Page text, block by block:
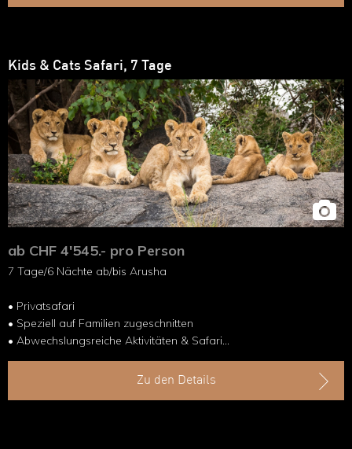
Kids & Cats Safari, 7 Tage
ab CHF 4'545.- pro Person
7 Tage/6 Nächte ab/bis Arusha
• Privatsafari
• Speziell auf Familien zugeschnitten
• Abwechslungsreiche Aktivitäten & Safari
• Kinderfreundliche Unterkünfte
• Gemütlicher ReiseverlaufZu den Details